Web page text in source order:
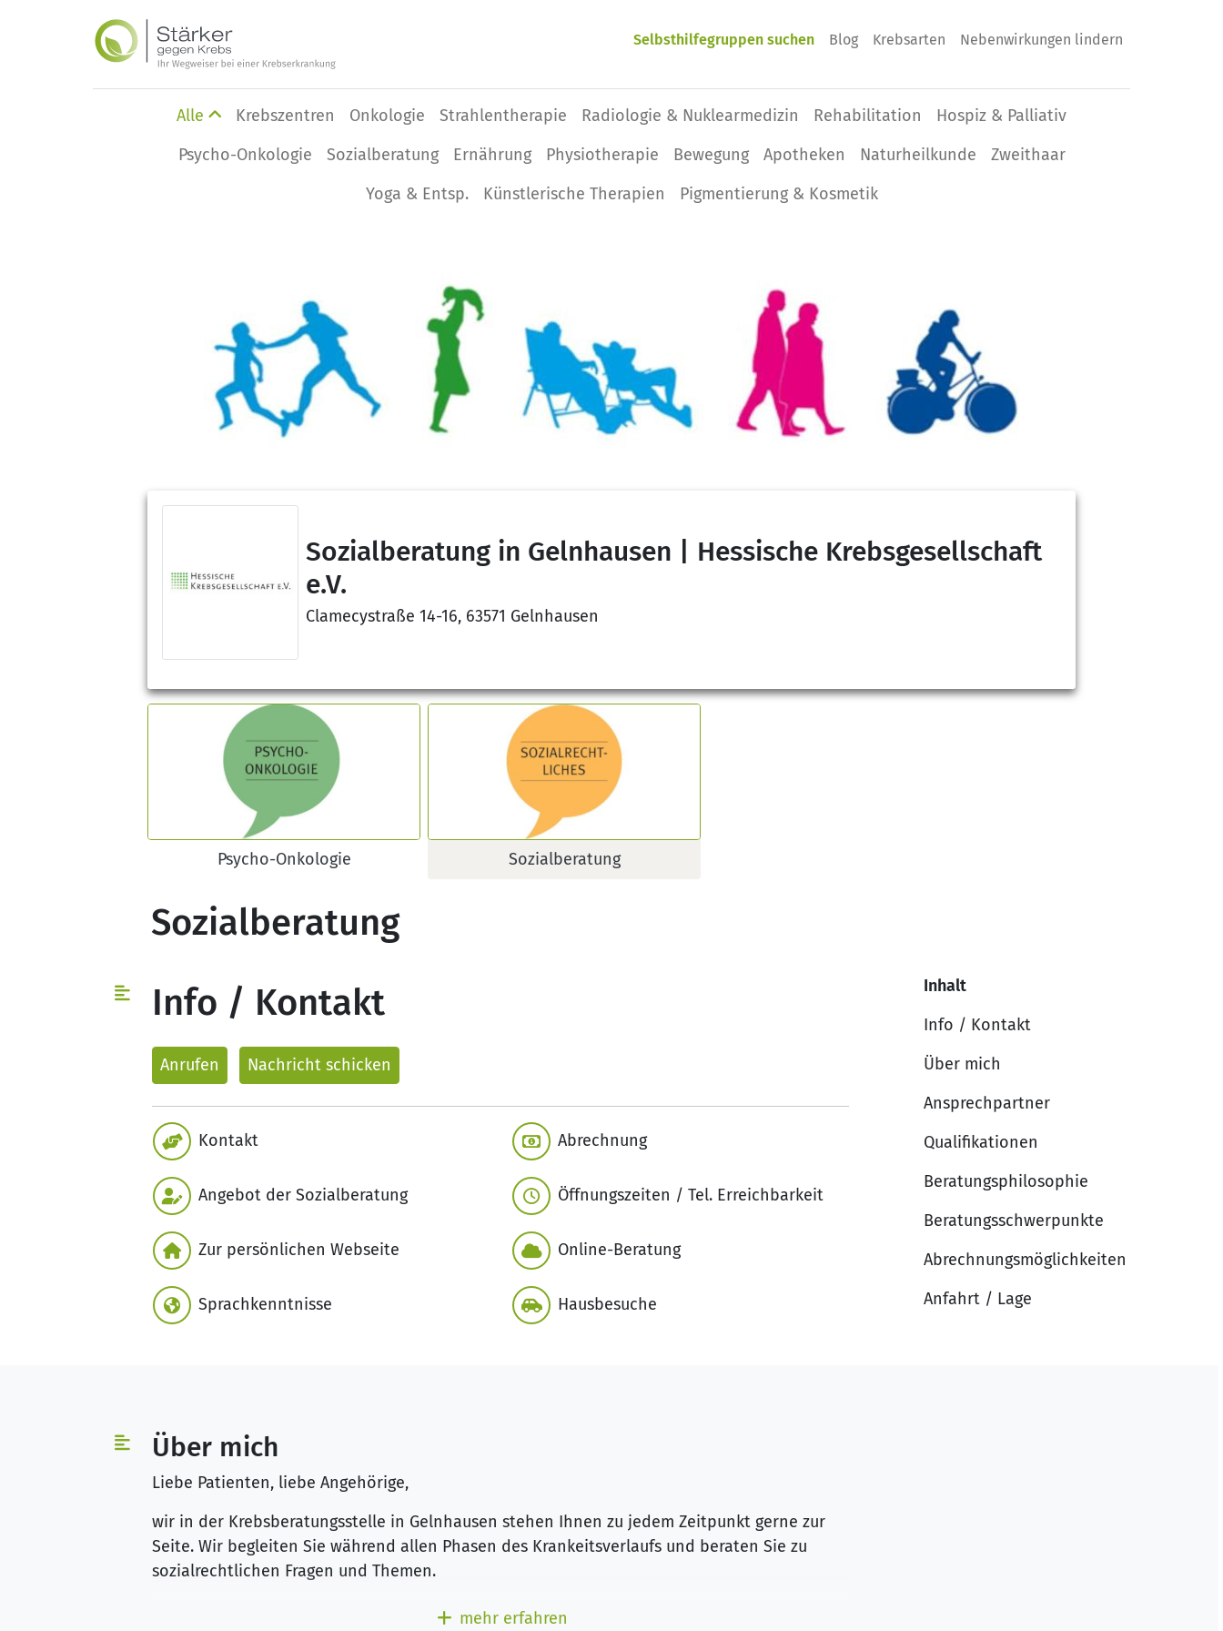
Selbsthilfegruppen suchen Blog Krebsarten Nebenwirkungen lindern
Alle Krebszentren Onkologie Strahlentherapie Radiologie & Nuklearmedizin Rehabilitation
Hospiz & Palliativ
Psycho-Onkologie
Sozialberatung Ernährung Physio­therapie Bewegung Apotheken Naturheilkunde
Zweithaar
Yoga & Entsp.
Künstlerische Therapien Pigmentierung & Kosmetik
Sozialberatung in Gelnhausen | Hessische Krebsgesellschaft
e.V.
Clamecystraße 14-16, 63571 Gelnhausen
Psycho-Onkologie Sozialberatung
Sozialberatung
Info / Kontakt
Anrufen Nachricht schicken
Kontakt
Angebot der Sozialberatung
Zur persönlichen Webseite
Sprachkenntnisse
Abrechnung
Öffnungszeiten / Tel. Erreichbarkeit
Online-Beratung
Hausbesuche
Über mich
Liebe Patienten, liebe Angehörige,
wir in der Krebsberatungsstelle in Gelnhausen stehen Ihnen zu jedem Zeitpunkt gerne zur
Seite. Wir begleiten Sie während allen Phasen des Krankeitsverlaufs und beraten Sie zu
sozialrechtlichen Fragen und Themen.
Mitarbeiter helfen Ihnen bei der Orientierung im Gesundheits- und
mehr erfahren
Inhalt
Info / Kontakt
Über mich
Ansprechpartner
Qualifikationen
Beratungsphilosophie
Beratungsschwerpunkte
Abrechnungsmöglichkeiten
Anfahrt / Lage